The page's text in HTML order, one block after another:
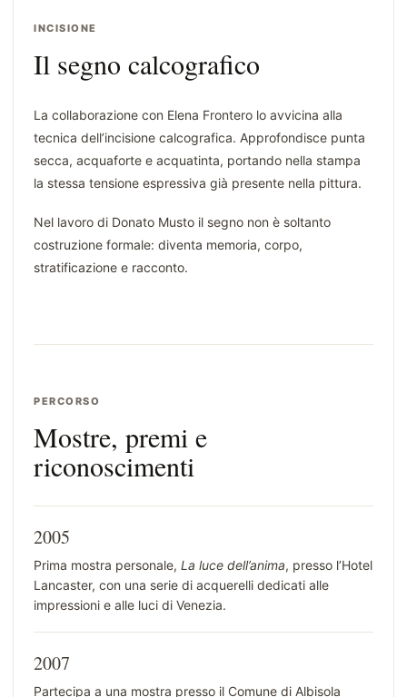
INCISIONE
Il segno calcografico
La collaborazione con Elena Frontero lo avvicina alla
tecnica dell’incisione calcografica. Approfondisce punta
secca, acquaforte e acquatinta, portando nella stampa
la stessa tensione espressiva già presente nella pittura.
Nel lavoro di Donato Musto il segno non è soltanto
costruzione formale: diventa memoria, corpo,
stratificazione e racconto.
PERCORSO
Mostre, premi e
riconoscimenti
2005
Prima mostra personale, La luce dell’anima, presso l’Hotel
Lancaster, con una serie di acquerelli dedicati alle
impressioni e alle luci di Venezia.
2007
Partecipa a una mostra presso il Comune di Albisola